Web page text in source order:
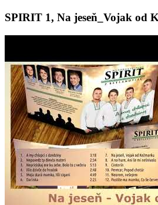
SPIRIT 1, Na jeseň_Vojak od